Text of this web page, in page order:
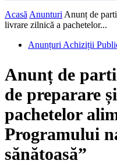
Acasă Anunturi Anunț de
livrare zilnică a pachetelor...
Anunțuri Achiziții
Anunț de
de preparare
pachetelor
Programului
sănătoasă”